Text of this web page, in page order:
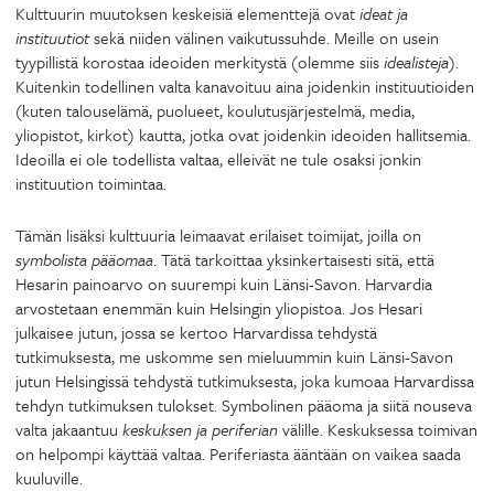
Kulttuurin muutoksen keskeisiä elementtejä ovatideat ja
instituutiotsekä niiden välinen vaikutussuhde. Meille on usein
tyypillistä korostaa ideoiden merkitystä (olemme siisidealisteja).
Kuitenkin todellinen valta kanavoituu aina joidenkin instituutioiden
(kuten talouselämä, puolueet, koulutusjärjestelmä, media,
yliopistot, kirkot) kautta, jotka ovat joidenkin ideoiden hallitsemia.
Ideoilla ei ole todellista valtaa, elleivät ne tule osaksi jonkin
instituution toimintaa.
Tämän lisäksi kulttuuria leimaavat erilaiset toimijat, joilla on
symbolista pääomaa. Tätä tarkoittaa yksinkertaisesti sitä, että
Hesarin painoarvo on suurempi kuin Länsi-Savon. Harvardia
arvostetaan enemmän kuin Helsingin yliopistoa. Jos Hesari
julkaisee jutun, jossa se kertoo Harvardissa tehdystä
tutkimuksesta, me uskomme sen mieluummin kuin Länsi-Savon
jutun Helsingissä tehdystä tutkimuksesta, joka kumoaa Harvardissa
tehdyn tutkimuksen tulokset. Symbolinen pääoma ja siitä nouseva
valta jakaantuu keskuksen ja periferianvälille. Keskuksessa toimivan
on helpompi käyttää valtaa. Periferiasta ääntään on vaikea saada
kuuluville.